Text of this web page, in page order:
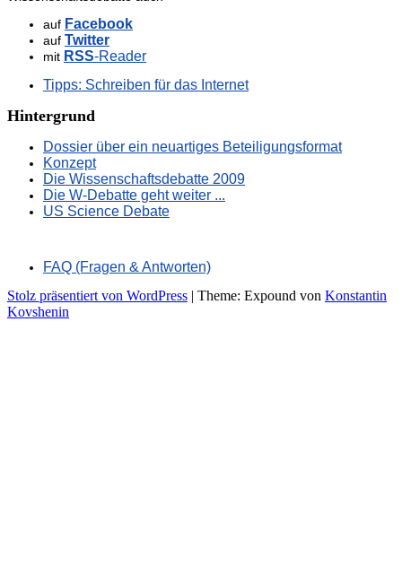
auf Facebook
auf Twitter
mit RSS-Reader
Tipps: Schreiben für das Internet
Hintergrund
Dossier über ein neuartiges Beteiligungsformat
Konzept
Die Wissenschaftsdebatte 2009
Die W-Debatte geht weiter ...
US Science Debate
FAQ (Fragen & Antworten)
Stolz präsentiert von WordPress | Theme: Expound von Konstantin
Kovshenin